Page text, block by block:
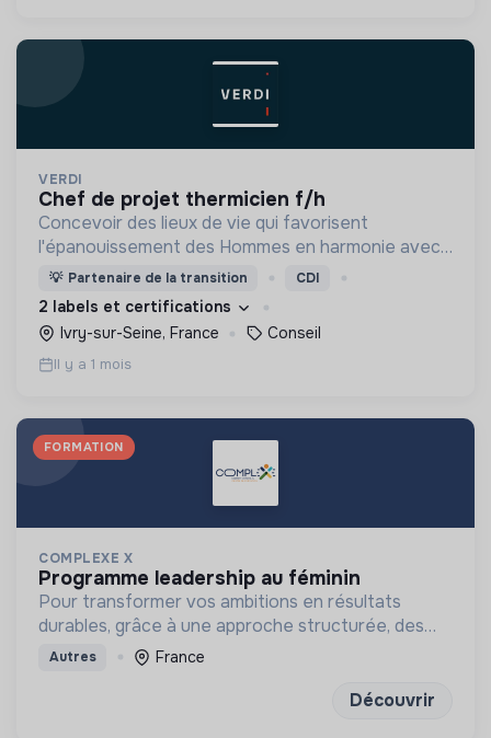
VERDI
chef de projet thermicien f/h
Concevoir des lieux de vie qui favorisent
l'épanouissement des Hommes en harmonie avec
leur environnement.
💡 Partenaire de la transition CDI
2 labels et certifications
Ivry-sur-Seine, France
Conseil
Il y a 1 mois
FORMATION
COMPLEXE X
programme leadership au féminin
Pour transformer vos ambitions en résultats
durables, grâce à une approche structurée, des
outils concrets et des exercices de réflexion
Autres France
Découvrir